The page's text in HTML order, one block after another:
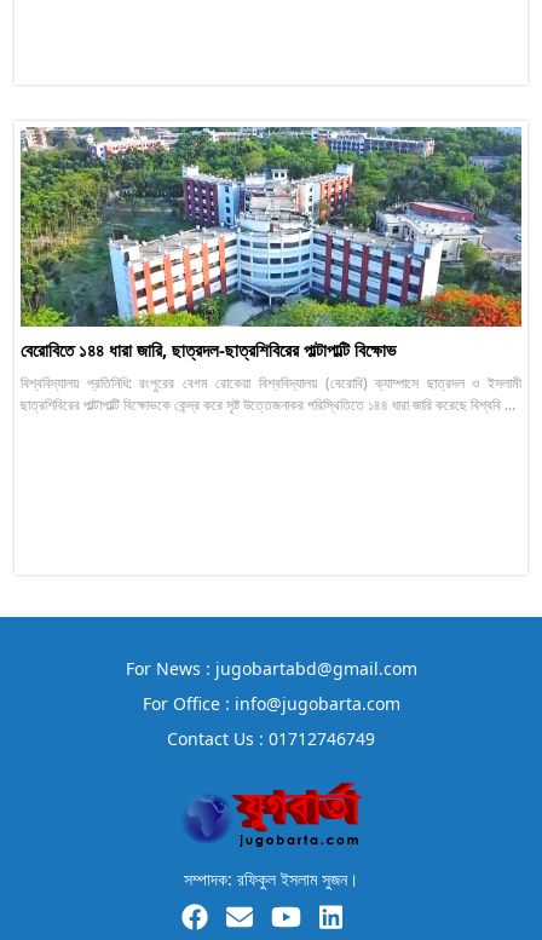
বেরোবিতে ১৪৪ ধারা জারি, ছাত্রদল-ছাত্রশিবিরের পাল্টাপাল্টি বিক্ষোভ
বিশ্ববিদ্যালয় প্রতিনিধি: রংপুরের বেগম রোকেয়া বিশ্ববিদ্যালয় (বেরোবি) ক্যাম্পাসে ছাত্রদল ও ইসলামী
ছাত্রশিবিরের পাল্টাপাল্টি বিক্ষোভকে কেন্দ্র করে সৃষ্ট উত্তেজনাকর পরিস্থিতিতে ১৪৪ ধারা জারি করেছে বিশ্ববি ...
For News : jugobartabd@gmail.com
For Office : info@jugobarta.com
Contact Us : 01712746749
সম্পাদক: রফিকুল ইসলাম সুজন।